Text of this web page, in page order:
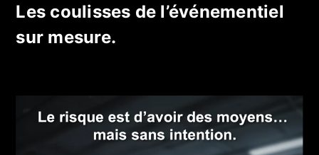
Les coulisses de l’événementiel
sur mesure.